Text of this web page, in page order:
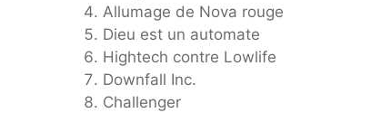
Allumage de Nova rouge
Dieu est un automate
Hightech contre Lowlife
Downfall Inc.
Challenger